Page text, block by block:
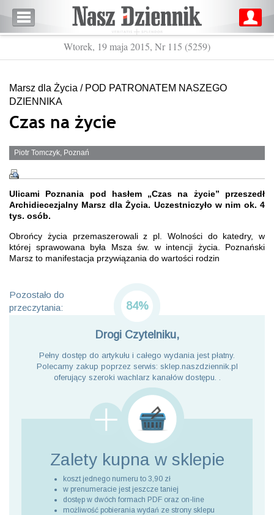
Wtorek, 19 maja 2015, Nr 115 (5259)
Marsz dla Życia / POD PATRONATEM NASZEGO
DZIENNIKA
Czas na życie
Piotr Tomczyk, Poznań
Ulicami Poznania pod hasłem „Czas na życie” przeszedł
Archidiecezjalny Marsz dla Życia. Uczestniczyło w nim ok. 4
tys. osób.
Obrońcy życia przemaszerowali z pl. Wolności do katedry, w
której sprawowana była Msza św. w intencji życia. Poznański
Marsz to manifestacja przywiązania do wartości rodzin
Pozostało do
przeczytania:
84%
Drogi Czytelniku,
Pełny dostęp do artykułu i całego wydania jest płatny.
Polecamy zakup poprzez serwis: sklep.naszdziennik.pl
oferujący szeroki wachlarz kanałów dostępu. .
Zalety kupna w sklepie
koszt jednego numeru to 3,90 zł
w prenumeracie jest jeszcze taniej
dostęp w dwóch formach PDF oraz on-line
możliwość pobierania wydań ze strony sklepu